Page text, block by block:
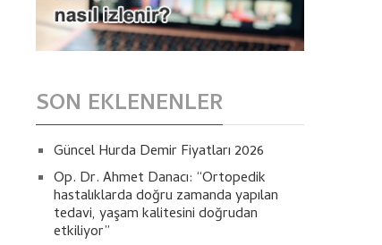
SON EKLENENLER
Güncel Hurda Demir Fiyatları 2026
Op. Dr. Ahmet Danacı: “Ortopedik
hastalıklarda doğru zamanda yapılan
tedavi, yaşam kalitesini doğrudan
etkiliyor”